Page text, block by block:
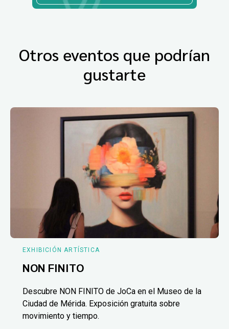
Otros eventos que podrían
gustarte
EXHIBICIÓN ARTÍSTICA
NON FINITO
Descubre NON FINITO de JoCa en el Museo de la
Ciudad de Mérida. Exposición gratuita sobre
movimiento y tiempo.